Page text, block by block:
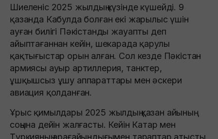
Шиеленіс 2025 жылдың күзінде күшейді. 9
қазанда Кабулда болған екі жарылыс үшін
ауған билігі Пәкістанды жауапты деп
айыптағаннан кейін, шекарада қарулы
қақтығыстар орын алған. Сол кезде Пәкістан
армиясы ауыр артиллерия, танктер,
ұшқышсыз ұшу аппараттары мен әскери
авиация қолданған.
Ұрыс қимылдары 2025 жылдың қазан айының
соңына дейін жалғасты. Кейін Катар мен
Түркияның арағайындығымен тараптар атысты